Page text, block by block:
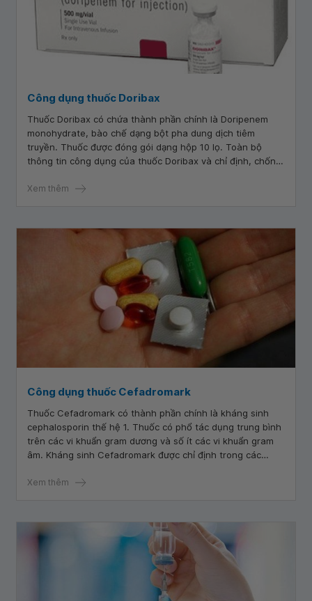
Công dụng thuốc Doribax
Thuốc Doribax có chứa thành phần chính là Doripenem
monohydrate, bào chế dạng bột pha dung dịch tiêm
truyền. Thuốc được đóng gói dạng hộp 10 lọ. Toàn bộ
thông tin công dụng của thuốc Doribax và chỉ định, chống
Xem thêm
Công dụng thuốc Cefadromark
Thuốc Cefadromark có thành phần chính là kháng sinh
cephalosporin thế hệ 1. Thuốc có phổ tác dụng trung bình
trên các vi khuẩn gram dương và số ít các vi khuẩn gram
âm. Kháng sinh Cefadromark được chỉ định trong các
da và mô mềm.
Xem thêm